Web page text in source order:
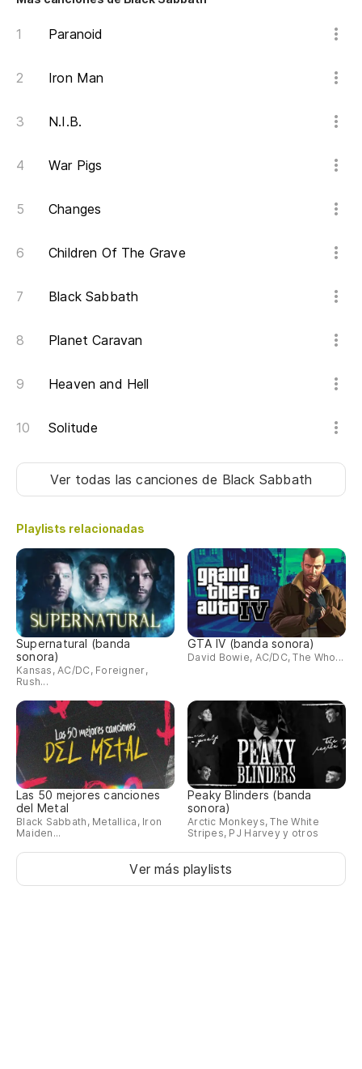
Paranoid
Iron Man
N.I.B.
War Pigs
Changes
Children Of The Grave
Black Sabbath
Planet Caravan
Heaven and Hell
Solitude
Ver todas las cancionesde Black Sabbath
Playlists relacionadas
Supernatural (banda
sonora)
Kansas, AC/DC, Foreigner,
Rush...
GTA IV (banda sonora)
David Bowie, AC/DC, The Who...
Las 50 mejores canciones
del Metal
Black Sabbath, Metallica, Iron
Maiden...
Peaky Blinders (banda
sonora)
Arctic Monkeys, The White
Stripes, PJ Harvey y otros
Ver más playlists